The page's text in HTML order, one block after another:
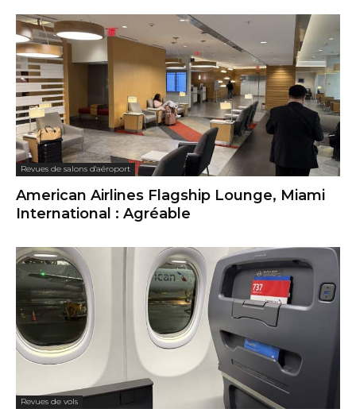
Revues de salons d'aéroport
American Airlines Flagship Lounge, Miami
International : Agréable
Revues de vols